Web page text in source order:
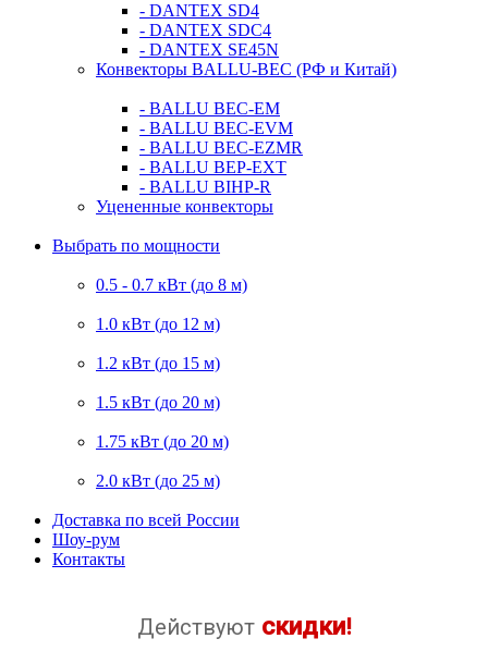
- DANTEX SD4
- DANTEX SDC4
- DANTEX SE45N
Конвекторы BALLU-BEC (РФ и Китай)
- BALLU BEC-EM
- BALLU BEC-EVM
- BALLU BEC-EZMR
- BALLU BEP-EXT
- BALLU BIHP-R
Уцененные конвекторы
Выбрать по мощности
0.5 - 0.7 кВт (до 8 м)
1.0 кВт (до 12 м)
1.2 кВт (до 15 м)
1.5 кВт (до 20 м)
1.75 кВт (до 20 м)
2.0 кВт (до 25 м)
Доставка по всей России
Шоу-рум
Контакты
Действуютскидки!